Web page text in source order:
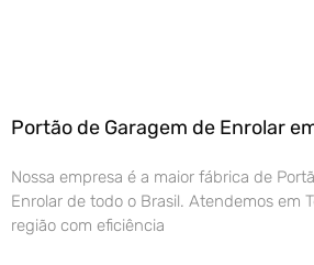
Portão de Garagem de Enrolar
Nossa empresa é a maior fábrica de
Enrolar de todo o Brasil. Atendemos em
região com eficiência